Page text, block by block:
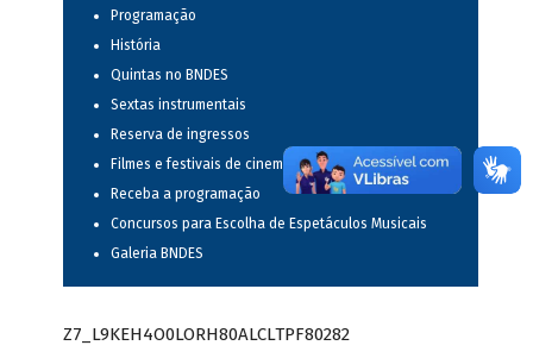
Programação
História
Quintas no BNDES
Sextas instrumentais
Reserva de ingressos
Filmes e festivais de cinema
Receba a programação
Concursos para Escolha de Espetáculos Musicais
Galeria BNDES
Z7_L9KEH4O0LORH80ALCLTPF80282